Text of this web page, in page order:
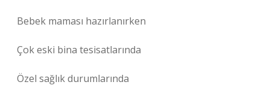
Bebek maması hazırlanırken
Çok eski bina tesisatlarında
Özel sağlık durumlarında